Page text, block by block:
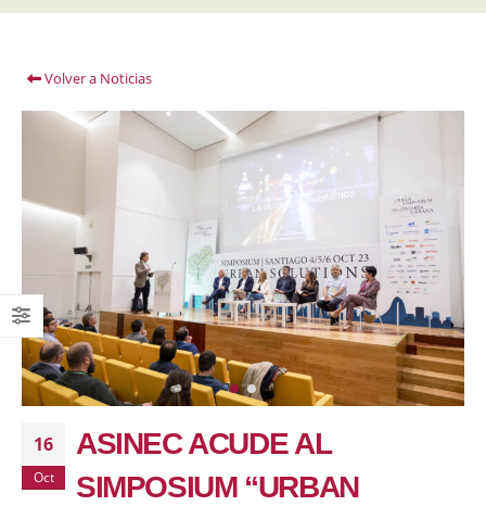
Volver a Noticias
16
Oct
ASINEC ACUDE AL
SIMPOSIUM “URBAN